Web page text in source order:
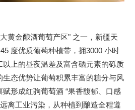
黄金酿酒葡萄产区" 之一，新疆天
度优质葡萄种植带，拥3000 小时
上的昼夜温差及富含硒元素的砾质
态优势让葡萄积累丰富的糖分与风
形成红驹葡萄酒 “果香馥郁、口感
离工业污染，从种植到酿造全程遵